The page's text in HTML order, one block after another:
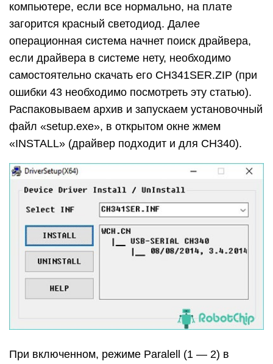
компьютере, если все нормально, на плате
загорится красный светодиод. Далее
операционная система начнет поиск драйвера,
если драйвера в системе нету, необходимо
самостоятельно скачать его CH341SER.ZIP (при
ошибки 43 необходимо посмотреть эту статью).
Распаковываем архив и запускаем установочный
файл «setup.exe», в открытом окне жмем
«INSTALL» (драйвер подходит и для CH340).
При включенном, режиме Paralell (1 — 2) в